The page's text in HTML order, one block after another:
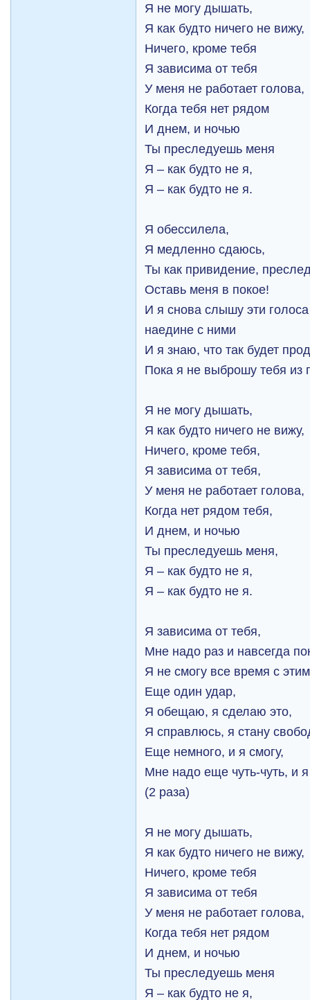
Я не могу дышать,
Я как будто ничего не вижу,
Ничего, кроме тебя
Я зависима от тебя
У меня не работает голова,
Когда тебя нет рядом
И днем, и ночью
Ты преследуешь меня
Я – как будто не я,
Я – как будто не я.
Я обессилела,
Я медленно сдаюсь,
Ты как привидение,
Оставь меня в покое!
И я снова слышу эти
наедине с ними
И я знаю, что так будет
Пока я не выброшу тебя из
Я не могу дышать,
Я как будто ничего не вижу,
Ничего, кроме тебя,
Я зависима от тебя,
У меня не работает голова,
Когда нет рядом тебя,
И днем, и ночью
Ты преследуешь меня,
Я – как будто не я,
Я – как будто не я.
Я зависима от тебя,
Мне надо раз и навсегда
Я не смогу все время с
Еще один удар,
Я обещаю, я сделаю это,
Я справлюсь, я стану
Еще немного, и я смогу,
Мне надо еще чуть-чуть, и
(2 раза)
Я не могу дышать,
Я как будто ничего не вижу,
Ничего, кроме тебя
Я зависима от тебя
У меня не работает голова,
Когда тебя нет рядом
И днем, и ночью
Ты преследуешь меня
Я – как будто не я,